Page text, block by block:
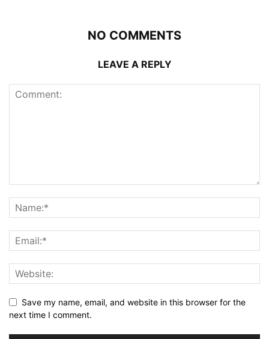
NO COMMENTS
LEAVE A REPLY
Save my name, email, and website in this browser for the
next time I comment.